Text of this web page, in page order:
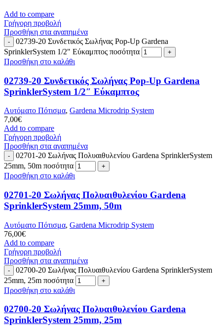
Add to compare
Γρήγορη προβολή
Προσθήκη στα αγαπημένα
02739-20 Συνδετικός Σωλήνας Pop-Up Gardena
SprinklerSystem 1/2" Εύκαμπτος ποσότητα
Προσθήκη στο καλάθι
02739-20 Συνδετικός Σωλήνας Pop-Up Gardena
SprinklerSystem 1/2″ Εύκαμπτος
Αυτόματο Πότισμα, Gardena Microdrip System
7,00€
Add to compare
Γρήγορη προβολή
Προσθήκη στα αγαπημένα
02701-20 Σωλήνας Πολυαιθυλενίου Gardena SprinklerSystem
25mm, 50m ποσότητα
Προσθήκη στο καλάθι
02701-20 Σωλήνας Πολυαιθυλενίου Gardena
SprinklerSystem 25mm, 50m
Αυτόματο Πότισμα, Gardena Microdrip System
76,00€
Add to compare
Γρήγορη προβολή
Προσθήκη στα αγαπημένα
02700-20 Σωλήνας Πολυαιθυλενίου Gardena SprinklerSystem
25mm, 25m ποσότητα
Προσθήκη στο καλάθι
02700-20 Σωλήνας Πολυαιθυλενίου Gardena
SprinklerSystem 25mm, 25m